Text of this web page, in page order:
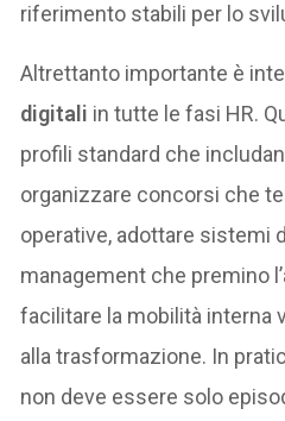
riferimento stabili per lo
Altrettanto importante è
digitali in tutte le fasi HR.
profili standard che
organizzare concorsi che
operative, adottare sistemi
management che premino
facilitare la mobilità interna
alla trasformazione. In
non deve essere solo